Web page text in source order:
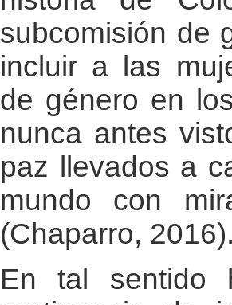
subcomisión de
incluir a las
de género en
nunca antes
paz llevados a
mundo con
(Chaparro,
En tal sentido